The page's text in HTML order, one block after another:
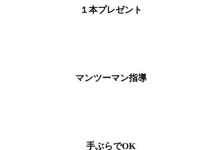
１本プレゼント
マンツーマン指導
手ぶらでOK